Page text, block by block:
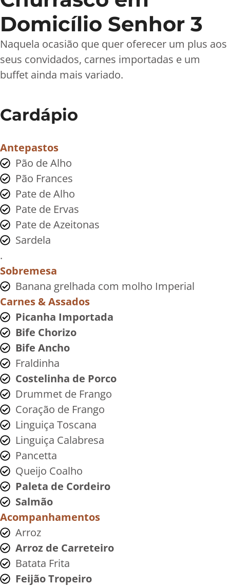
Domicílio Senhor 3
Naquela ocasião que quer oferecer um plus aos
seus convidados, carnes importadas e um
buffet ainda mais variado.
Cardápio
Antepastos
Pão de Alho
Pão Frances
Pate de Alho
Pate de Ervas
Pate de Azeitonas
Sardela
.
Sobremesa
Banana grelhada com molho Imperial
Carnes & Assados
Picanha Importada
Bife Chorizo
Bife Ancho
Fraldinha
Costelinha de Porco
Drummet de Frango
Coração de Frango
Linguiça Toscana
Linguiça Calabresa
Pancetta
Queijo Coalho
Paleta de Cordeiro
Salmão
Acompanhamentos
Arroz
Arroz de Carreteiro
Batata Frita
Feijão Tropeiro